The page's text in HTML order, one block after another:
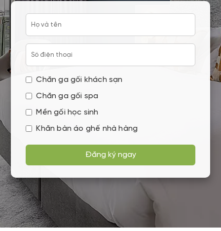
Chăn ga gối khách sạn
Chăn ga gối spa
Mền gối học sinh
Khăn bàn áo ghế nhà hàng
Đăng ký ngay